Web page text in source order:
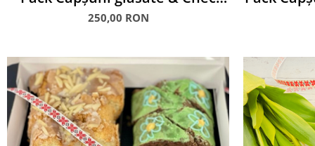
glazurat
250,00 RON